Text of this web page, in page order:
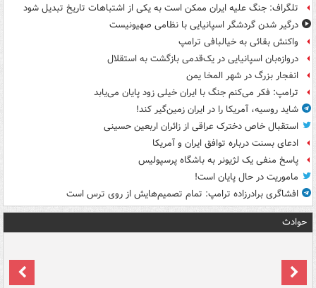
تلگراف: جنگ علیه ایران ممکن است به یکی از اشتباهات تاریخ تبدیل شود
درگیر شدن گردشگر اسپانیایی با نظامی صهیونیست
واکنش بقائی به خیالبافی ترامپ
دروازه‌بان اسپانیایی در یک‌قدمی بازگشت به استقلال
انفجار بزرگ در شهر المخا یمن
ترامپ: فکر می‌کنم جنگ با ایران خیلی زود پایان می‌یابد
شاید روسیه، آمریکا را در ایران زمین‌گیر کند!
استقبال خاص دخترک عراقی از زائران اربعین حسینی
ادعای بسنت درباره توافق ایران و آمریکا
پاسخ منفی یک لژیونر به باشگاه پرسپولیس
ماموریت در حال پایان است!
افشاگری برادرزاده ترامپ: تمام تصمیم‌هایش از روی ترس است
حوادث